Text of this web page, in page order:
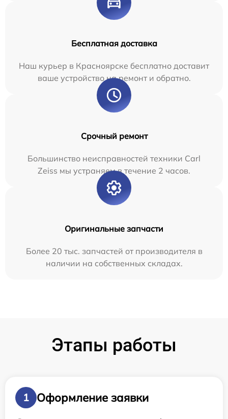
Бесплатная доставка
Наш курьер в Красноярске бесплатно доставит
ваше устройство на ремонт и обратно.
Срочный ремонт
Большинство неисправностей техники Carl
Zeiss мы устраняем в течение 2 часов.
Оригинальные запчасти
Более 20 тыс. запчастей от производителя в
наличии на собственных складах.
Этапы работы
1
Оформление заявки